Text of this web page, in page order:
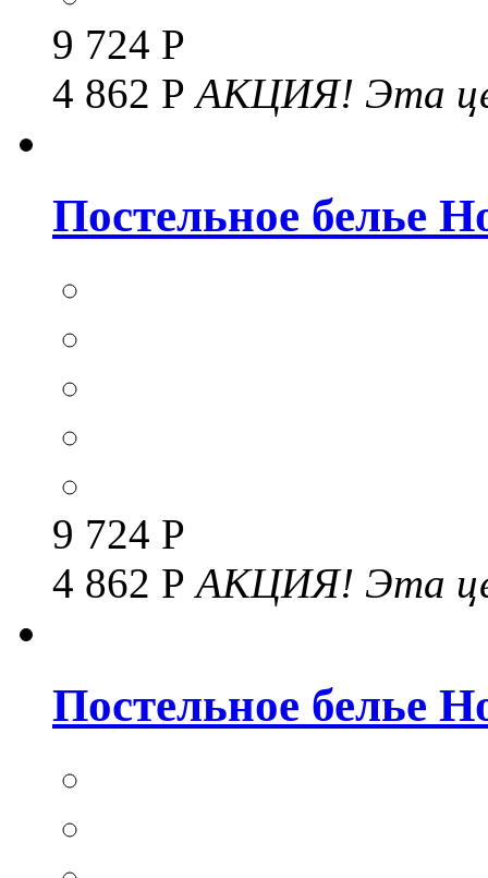
9 724 Р
4 862 РАКЦИЯ! Эта
Постельное белье
9 724 Р
4 862 РАКЦИЯ! Эта
Постельное белье